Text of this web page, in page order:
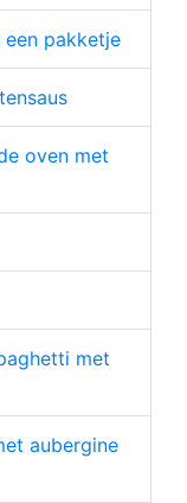
pakketje
oven met
met
aubergine